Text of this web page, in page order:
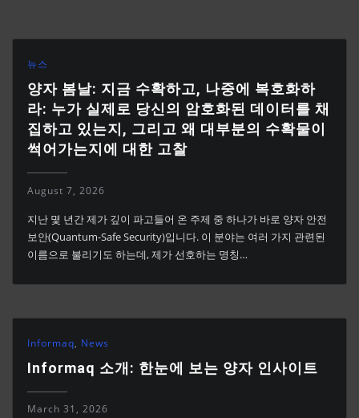
뉴스
양자 봄날: 지금 수확하고, 나중에 복호화하
라: 누가 실제로 당신의 암호화된 데이터를 채
집하고 있는지, 그리고 왜 대부분의 수확물이
썩어가는지에 대한 고찰
August 7, 2026
지난 몇 년간 제가 깊이 파고들어 온 주제 중 하나가 바로 양자 안전
보안(Quantum-Safe Security)입니다. 이 분야는 여러 가지 관련된
이름으로 불리기도 하는데, 제가 선호하는 명칭…
Informaq, News
Informaq 소개: 한눈에 보는 양자 인사이트
March 31, 2026